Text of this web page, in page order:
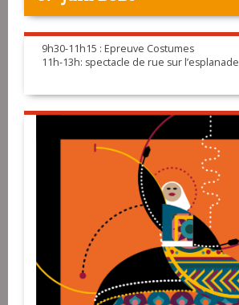
9h30-11h15 : Epreuve Costumes
11h-13h: spectacle de rue sur l’esplanade